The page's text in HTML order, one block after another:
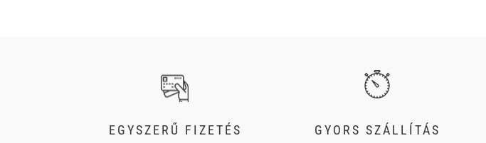
EGYSZERŰ FIZETÉS GYORS SZÁLLÍTÁS